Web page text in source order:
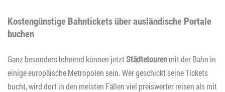
Kostengünstige Bahntickets über ausländische Portale
buchen
Ganz besonders lohnend können jetztStädtetourenmit der Bahn in
einige europäische Metropolen sein. Wer geschickt seine Tickets
bucht, wird dort in den meisten Fällen viel preiswerter reisen als mit